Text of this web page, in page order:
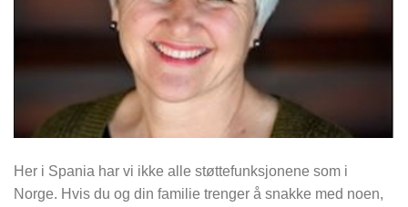
Her i Spania har vi ikke alle støttefunksjonene som i
Norge. Hvis du og din familie trenger å snakke med noen,